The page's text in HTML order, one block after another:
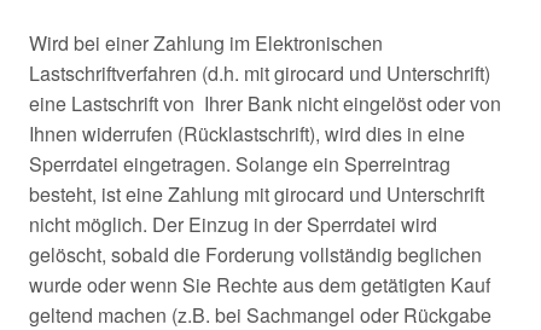
Wird bei einer Zahlung im Elektronischen
Lastschriftverfahren (d.h. mit girocard und Unterschrift)
eine Lastschrift von Ihrer Bank nicht eingelöst oder von
Ihnen widerrufen (Rücklastschrift), wird dies in eine
Sperrdatei eingetragen. Solange ein Sperreintrag
besteht, ist eine Zahlung mit girocard und Unterschrift
nicht möglich. Der Einzug in der Sperrdatei wird
gelöscht, sobald die Forderung vollständig beglichen
wurde oder wenn Sie Rechte aus dem getätigten Kauf
geltend machen (z.B. bei Sachmangel oder Rückgabe